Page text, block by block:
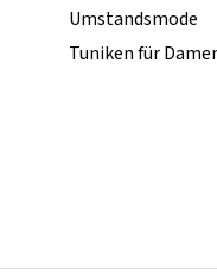
Umstandsmode
Tuniken für